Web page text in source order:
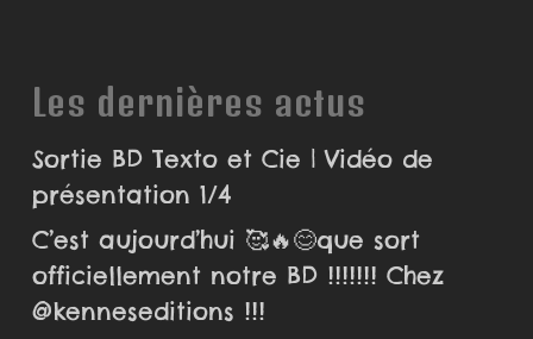
Les dernières actus
Sortie BD Texto et Cie | Vidéo de
présentation 1/4
C’est aujourd’hui 🥰🔥😊que sort
officiellement notre BD !!!!!!! Chez
@kenneseditions !!!